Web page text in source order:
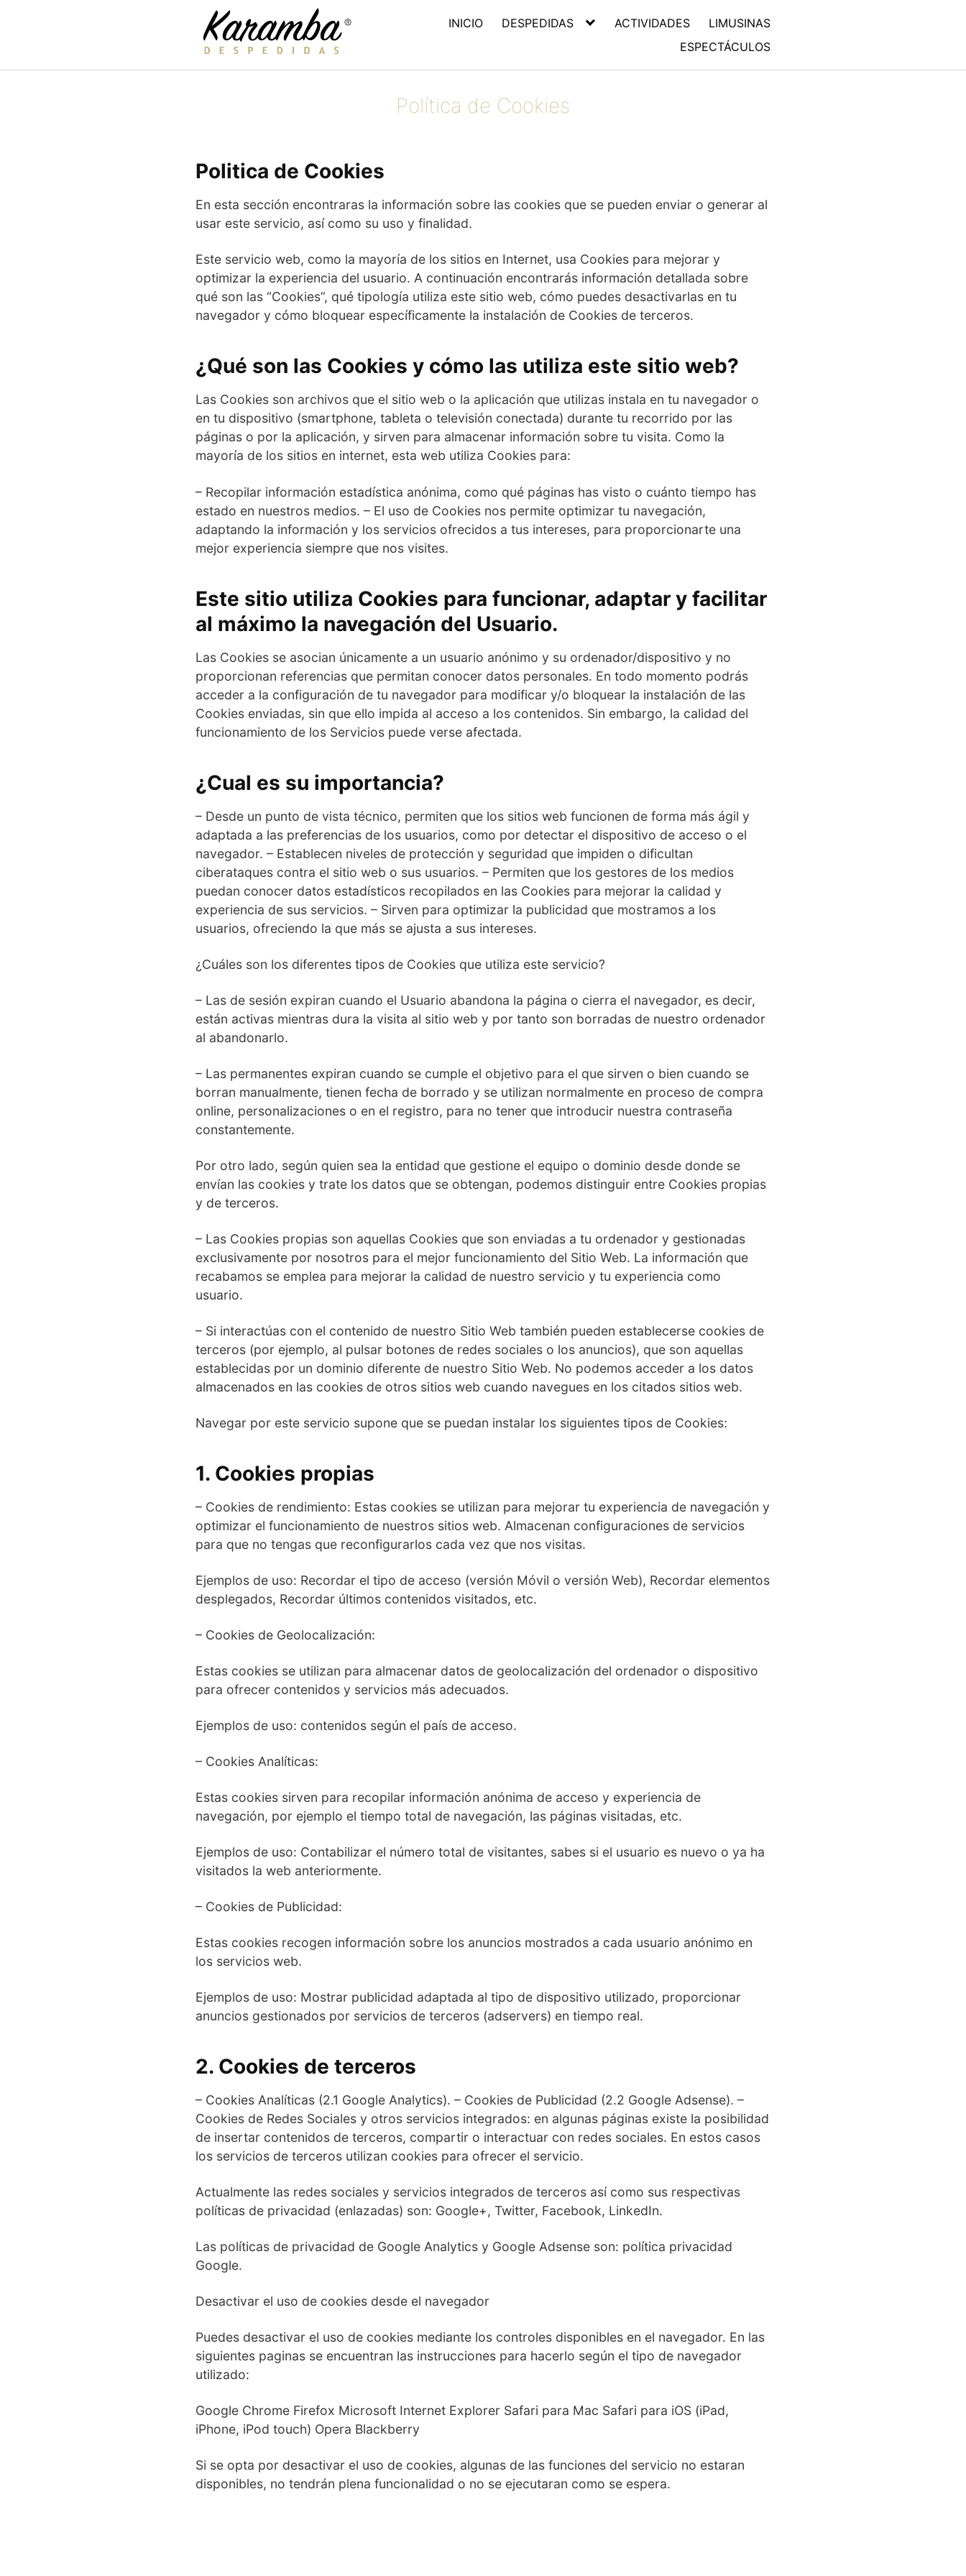
INICIO DESPEDIDAS ACTIVIDADES
LIMUSINAS
ESPECTÁCULOS
Política de Cookies
Politica de Cookies
En esta sección encontraras la información sobre las cookies que se pueden enviar o generar al
usar este servicio, así como su uso y finalidad.
Este servicio web, como la mayoría de los sitios en Internet, usa Cookies para mejorar y
optimizar la experiencia del usuario. A continuación encontrarás información detallada sobre
qué son las “Cookies”, qué tipología utiliza este sitio web, cómo puedes desactivarlas en tu
navegador y cómo bloquear específicamente la instalación de Cookies de terceros.
¿Qué son las Cookies y cómo las utiliza este sitio web?
Las Cookies son archivos que el sitio web o la aplicación que utilizas instala en tu navegador o
en tu dispositivo (smartphone, tableta o televisión conectada) durante tu recorrido por las
páginas o por la aplicación, y sirven para almacenar información sobre tu visita. Como la
mayoría de los sitios en internet, esta web utiliza Cookies para:
– Recopilar información estadística anónima, como qué páginas has visto o cuánto tiempo has
estado en nuestros medios. – El uso de Cookies nos permite optimizar tu navegación,
adaptando la información y los servicios ofrecidos a tus intereses, para proporcionarte una
mejor experiencia siempre que nos visites.
Este sitio utiliza Cookies para funcionar, adaptar y facilitar
al máximo la navegación del Usuario.
Las Cookies se asocian únicamente a un usuario anónimo y su ordenador/dispositivo y no
proporcionan referencias que permitan conocer datos personales. En todo momento podrás
acceder a la configuración de tu navegador para modificar y/o bloquear la instalación de las
Cookies enviadas, sin que ello impida al acceso a los contenidos. Sin embargo, la calidad del
funcionamiento de los Servicios puede verse afectada.
¿Cual es su importancia?
– Desde un punto de vista técnico, permiten que los sitios web funcionen de forma más ágil y
adaptada a las preferencias de los usuarios, como por detectar el dispositivo de acceso o el
navegador. – Establecen niveles de protección y seguridad que impiden o dificultan
ciberataques contra el sitio web o sus usuarios. – Permiten que los gestores de los medios
puedan conocer datos estadísticos recopilados en las Cookies para mejorar la calidad y
experiencia de sus servicios. – Sirven para optimizar la publicidad que mostramos a los
usuarios, ofreciendo la que más se ajusta a sus intereses.
¿Cuáles son los diferentes tipos de Cookies que utiliza este servicio?
– Las de sesión expiran cuando el Usuario abandona la página o cierra el navegador, es decir,
están activas mientras dura la visita al sitio web y por tanto son borradas de nuestro ordenador
al abandonarlo.
– Las permanentes expiran cuando se cumple el objetivo para el que sirven o bien cuando se
borran manualmente, tienen fecha de borrado y se utilizan normalmente en proceso de compra
online, personalizaciones o en el registro, para no tener que introducir nuestra contraseña
constantemente.
Por otro lado, según quien sea la entidad que gestione el equipo o dominio desde donde se
envían las cookies y trate los datos que se obtengan, podemos distinguir entre Cookies propias
y de terceros.
– Las Cookies propias son aquellas Cookies que son enviadas a tu ordenador y gestionadas
exclusivamente por nosotros para el mejor funcionamiento del Sitio Web. La información que
recabamos se emplea para mejorar la calidad de nuestro servicio y tu experiencia como
usuario.
– Si interactúas con el contenido de nuestro Sitio Web también pueden establecerse cookies de
terceros (por ejemplo, al pulsar botones de redes sociales o los anuncios), que son aquellas
establecidas por un dominio diferente de nuestro Sitio Web. No podemos acceder a los datos
almacenados en las cookies de otros sitios web cuando navegues en los citados sitios web.
Navegar por este servicio supone que se puedan instalar los siguientes tipos de Cookies:
1. Cookies propias
– Cookies de rendimiento: Estas cookies se utilizan para mejorar tu experiencia de navegación y
optimizar el funcionamiento de nuestros sitios web. Almacenan configuraciones de servicios
para que no tengas que reconfigurarlos cada vez que nos visitas.
Ejemplos de uso: Recordar el tipo de acceso (versión Móvil o versión Web), Recordar elementos
desplegados, Recordar últimos contenidos visitados, etc.
– Cookies de Geolocalización:
Estas cookies se utilizan para almacenar datos de geolocalización del ordenador o dispositivo
para ofrecer contenidos y servicios más adecuados.
Ejemplos de uso: contenidos según el país de acceso.
– Cookies Analíticas:
Estas cookies sirven para recopilar información anónima de acceso y experiencia de
navegación, por ejemplo el tiempo total de navegación, las páginas visitadas, etc.
Ejemplos de uso: Contabilizar el número total de visitantes, sabes si el usuario es nuevo o ya ha
visitados la web anteriormente.
– Cookies de Publicidad:
Estas cookies recogen información sobre los anuncios mostrados a cada usuario anónimo en
los servicios web.
Ejemplos de uso: Mostrar publicidad adaptada al tipo de dispositivo utilizado, proporcionar
anuncios gestionados por servicios de terceros (adservers) en tiempo real.
2. Cookies de terceros
– Cookies Analíticas (2.1 Google Analytics). – Cookies de Publicidad (2.2 Google Adsense). –
Cookies de Redes Sociales y otros servicios integrados: en algunas páginas existe la posibilidad
de insertar contenidos de terceros, compartir o interactuar con redes sociales. En estos casos
los servicios de terceros utilizan cookies para ofrecer el servicio.
Actualmente las redes sociales y servicios integrados de terceros así como sus respectivas
políticas de privacidad (enlazadas) son: Google+, Twitter, Facebook, LinkedIn.
Las políticas de privacidad de Google Analytics y Google Adsense son: política privacidad
Google.
Desactivar el uso de cookies desde el navegador
Puedes desactivar el uso de cookies mediante los controles disponibles en el navegador. En las
siguientes paginas se encuentran las instrucciones para hacerlo según el tipo de navegador
utilizado:
Google Chrome Firefox Microsoft Internet Explorer Safari para Mac Safari para iOS (iPad,
iPhone, iPod touch) Opera Blackberry
Si se opta por desactivar el uso de cookies, algunas de las funciones del servicio no estaran
disponibles, no tendrán plena funcionalidad o no se ejecutaran como se espera.